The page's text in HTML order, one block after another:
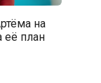
на
её план